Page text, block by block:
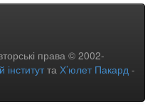
права © 2002-
інститутта Х’юлет Пакард -